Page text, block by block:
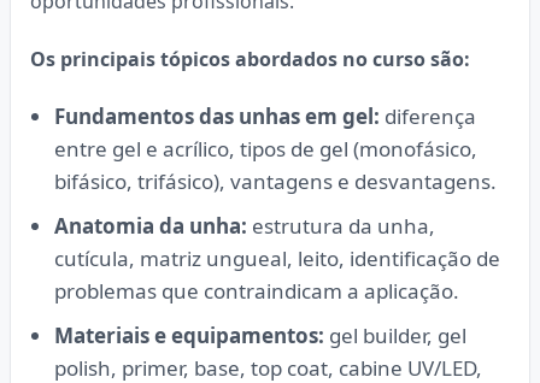
Os principais tópicos abordados no curso são:
Fundamentos das unhas em gel: diferença
entre gel e acrílico, tipos de gel (monofásico,
bifásico, trifásico), vantagens e desvantagens.
Anatomia da unha: estrutura da unha,
cutícula, matriz ungueal, leito, identificação de
problemas que contraindicam a aplicação.
Materiais e equipamentos: gel builder, gel
polish, primer, base, top coat, cabine UV/LED,